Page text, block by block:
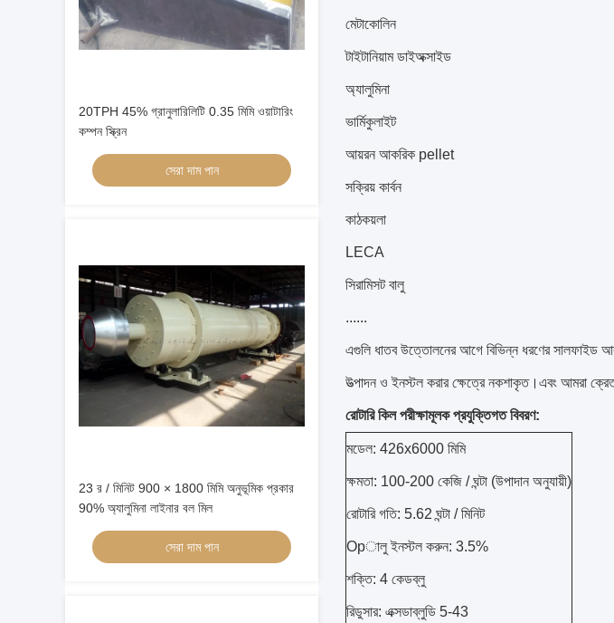
20TPH 45% গ্রানুলারিলিটি 0.35 মিমি ওয়াটারিং
কম্পন স্ক্রিন
সেরা দাম পান
23 র / মিনিট 900 × 1800 মিমি অনুভূমিক প্রকার
90% অ্যালুমিনা লাইনার বল মিল
সেরা দাম পান
মেটাকোলিন
টাইটানিয়াম ডাইঅক্সাইড
অ্যালুমিনা
ভার্মিকুলাইট
আয়রন আকরিক pellet
সক্রিয় কার্বন
কাঠকয়লা
LECA
সিরামিসট বালু
......
এগুলি ধাতব উত্তোলনের আগে বিভিন্ন ধরণের সালফাইড
উত্পাদন ও ইনস্টল করার ক্ষেত্রে নকশাকৃত।এবং আমরা ক্রেতার
রোটারি কিল পরীক্ষামূলক প্রযুক্তিগত বিবরণ:
মডেল: 426x6000 মিমি
ক্ষমতা: 100-200 কেজি / ঘন্টা (উপাদান অনুযায়ী)
রোটারি গতি: 5.62 ঘন্টা / মিনিট
Opালু ইনস্টল করুন: 3.5%
শক্তি: 4 কেডব্লু
রিডুসার: এক্সডাব্লুডি 5-43